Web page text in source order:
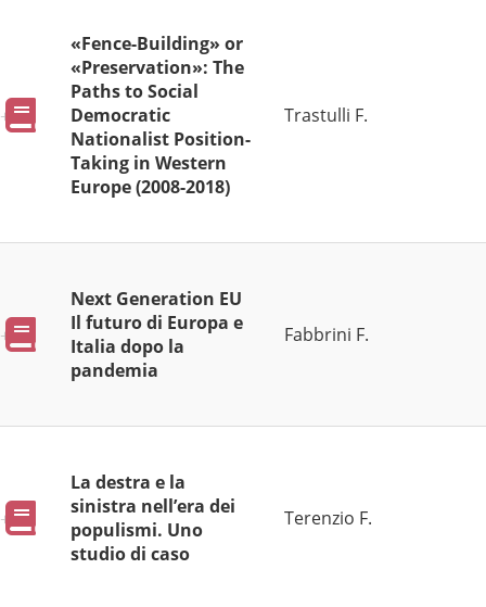
Pubblicazioni
«Fence-Building» or
«Preservation»: The
Paths to Social
Democratic
Nationalist Position-
Taking in Western
Europe (2008-2018)
Trastulli F.
Pubblicazioni
Next Generation EU
Il futuro di Europa e
Italia dopo la
pandemia
Fabbrini F.
Pubblicazioni
La destra e la
sinistra nell’era dei
populismi. Uno
studio di caso
Terenzio F.